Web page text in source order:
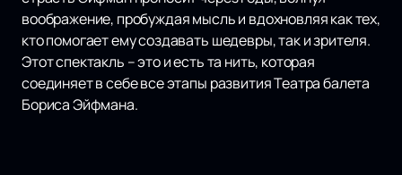
воображение, пробуждая мысль и вдохновляя как тех,
кто помогает ему создавать шедевры, так и зрителя.
Этот спектакль – это и есть та нить, которая
соединяет в себе все этапы развития Театра балета
Бориса Эйфмана.